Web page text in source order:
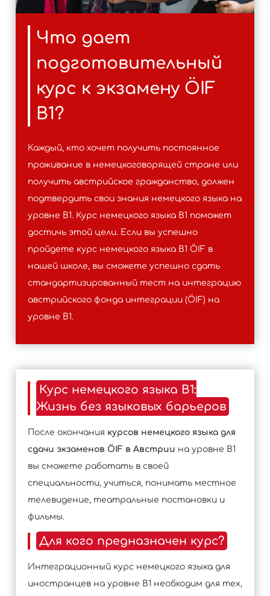
Что дает
подготовительный
курс к экзамену ÖIF
B1?
Каждый, кто хочет получить постоянное
проживание в немецкоговорящей стране или
получить австрийское гражданство, должен
подтвердить свои знания немецкого языка на
уровне B1. Курс немецкого языка B1 поможет
достичь этой цели. Если вы успешно
пройдете курс немецкого языка B1 ÖIF в
нашей школе, вы сможете успешно сдать
стандартизированный тест на интеграцию
австрийского фонда интеграции (ÖIF) на
уровне B1.
Курс немецкого языка B1:
Жизнь без языковых барьеров
После окончания курсов немецкого языка для
сдачи экзаменов ÖIF в Австрии на уровне B1
вы сможете работать в своей
специальности, учиться, понимать местное
телевидение, театральные постановки и
фильмы.
Для кого предназначен курс?
Интеграционный курс немецкого языка для
иностранцев на уровне B1 необходим для тех,